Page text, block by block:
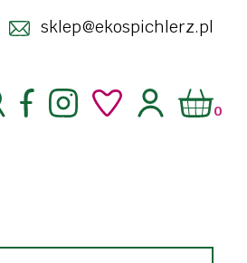
sklep@ekospichlerz.pl
0